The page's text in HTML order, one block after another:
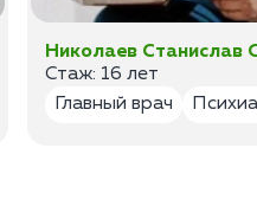
Николаев Станислав
Стаж: 16 лет
Главный врач